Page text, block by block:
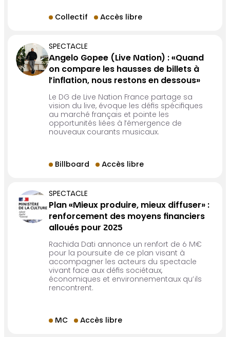
Collectif Accès libre
SPECTACLE
Angelo Gopee (Live Nation) : «Quand
on compare les hausses de billets à
l’inflation, nous restons en dessous»
Le DG de Live Nation France partage sa
vision du live, évoque les défis spécifiques
au marché français et pointe les
opportunités liées à l’émergence de
nouveaux courants musicaux.
Billboard Accès libre
SPECTACLE
Plan «Mieux produire, mieux diffuser» :
renforcement des moyens financiers
alloués pour 2025
Rachida Dati annonce un renfort de 6 M€
pour la poursuite de ce plan visant à
accompagner les acteurs du spectacle
vivant face aux défis sociétaux,
économiques et environnementaux qu’ils
rencontrent.
MC Accès libre